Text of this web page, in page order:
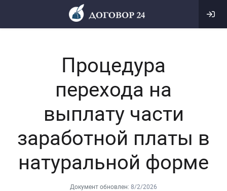
Процедура
перехода на
выплату части
заработной платы в
натуральной форме
Документ обновлен: 8/2/2026